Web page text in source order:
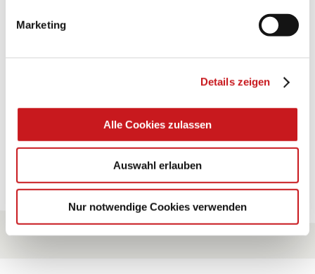
Marketing
Details zeigen
Alle Cookies zulassen
Auswahl erlauben
Nur notwendige Cookies verwenden
Eine Überraschung der besonderten Art und
unübertroffen in der Wirkung. Probieren Sie es aus.
Zu allen Tipps